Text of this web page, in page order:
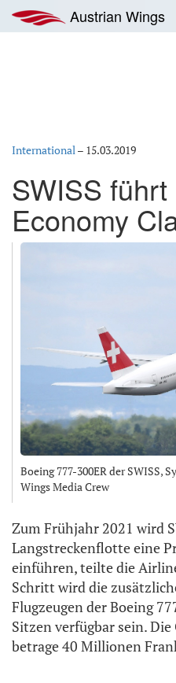
Inhalt
springen
Austrian Wings
International– 15.03.2019
SWISS
Economy
Boeing 777-300ER der SWISS,
Wings Media Crew
Zum Frühjahr 2021 wird
Langstreckenflotte eine
einführen, teilte die
Schritt wird die
Flugzeugen der Boeing
Sitzen verfügbar sein.
betrage 40 Millionen